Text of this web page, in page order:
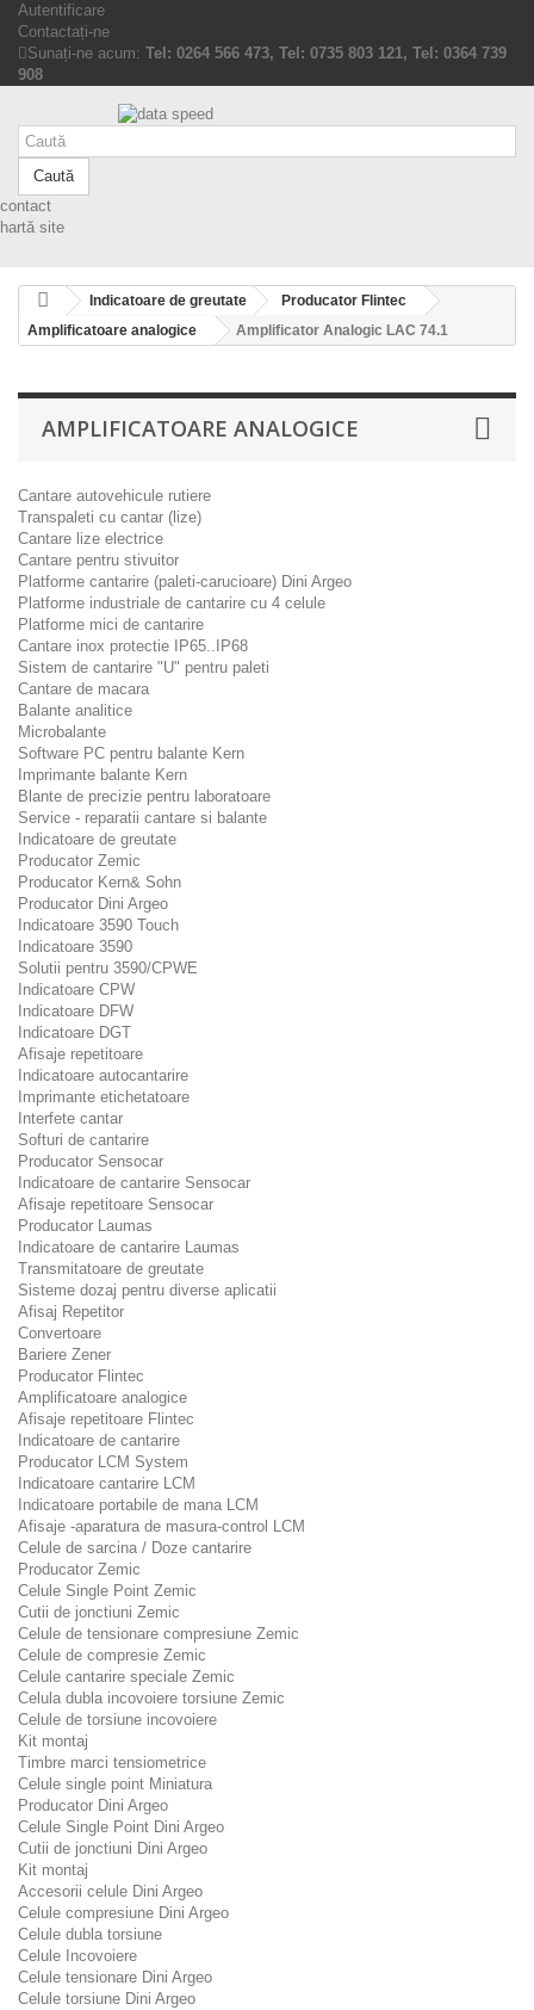
Autentificare
Contactați-ne
Sunați-ne acum: Tel: 0264 566 473, Tel: 0735 803 121, Tel: 0364 739
908
Caută
contact
hartă site
Indicatoare de greutate
Producator Flintec
Amplificatoare analogice
Amplificator Analogic LAC 74.1
AMPLIFICATOARE ANALOGICE
Cantare autovehicule rutiere
Transpaleti cu cantar (lize)
Cantare lize electrice
Cantare pentru stivuitor
Platforme cantarire (paleti-carucioare) Dini Argeo
Platforme industriale de cantarire cu 4 celule
Platforme mici de cantarire
Cantare inox protectie IP65..IP68
Sistem de cantarire "U" pentru paleti
Cantare de macara
Balante analitice
Microbalante
Software PC pentru balante Kern
Imprimante balante Kern
Blante de precizie pentru laboratoare
Service - reparatii cantare si balante
Indicatoare de greutate
Producator Zemic
Producator Kern& Sohn
Producator Dini Argeo
Indicatoare 3590 Touch
Indicatoare 3590
Solutii pentru 3590/CPWE
Indicatoare CPW
Indicatoare DFW
Indicatoare DGT
Afisaje repetitoare
Indicatoare autocantarire
Imprimante etichetatoare
Interfete cantar
Softuri de cantarire
Producator Sensocar
Indicatoare de cantarire Sensocar
Afisaje repetitoare Sensocar
Producator Laumas
Indicatoare de cantarire Laumas
Transmitatoare de greutate
Sisteme dozaj pentru diverse aplicatii
Afisaj Repetitor
Convertoare
Bariere Zener
Producator Flintec
Amplificatoare analogice
Afisaje repetitoare Flintec
Indicatoare de cantarire
Producator LCM System
Indicatoare cantarire LCM
Indicatoare portabile de mana LCM
Afisaje -aparatura de masura-control LCM
Celule de sarcina / Doze cantarire
Producator Zemic
Celule Single Point Zemic
Cutii de jonctiuni Zemic
Celule de tensionare compresiune Zemic
Celule de compresie Zemic
Celule cantarire speciale Zemic
Celula dubla incovoiere torsiune Zemic
Celule de torsiune incovoiere
Kit montaj
Timbre marci tensiometrice
Celule single point Miniatura
Producator Dini Argeo
Celule Single Point Dini Argeo
Cutii de jonctiuni Dini Argeo
Kit montaj
Accesorii celule Dini Argeo
Celule compresiune Dini Argeo
Celule dubla torsiune
Celule Incovoiere
Celule tensionare Dini Argeo
Celule torsiune Dini Argeo